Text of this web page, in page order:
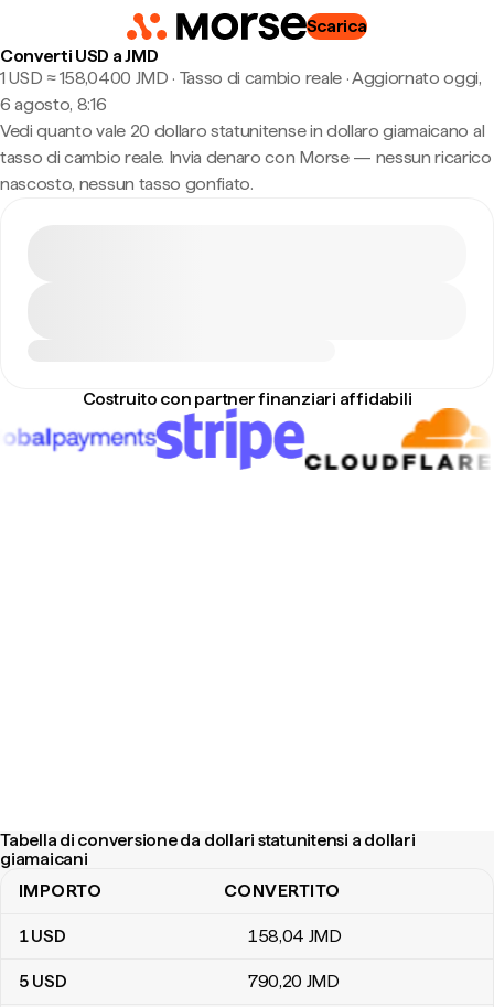
Scarica
Converti USD a JMD
1 USD ≈ 158,0400 JMD · Tasso di cambio reale·Aggiornato oggi,
6 agosto, 8:16
Vedi quanto vale 20 dollaro statunitense in dollaro giamaicano al
tasso di cambio reale. Invia denaro con Morse — nessun ricarico
nascosto, nessun tasso gonfiato.
Costruito con partner finanziari affidabili
Tabella di conversione da dollari statunitensi a dollari
giamaicani
Tabella di conversione da dollari statunitensi a dollari giamaicani
IMPORTO CONVERTITO
1USD 158,04 JMD
5 USD 790,20 JMD